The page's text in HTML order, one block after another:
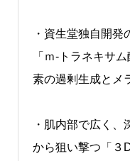
・資生堂独自開発
「ｍ-トラネキサ
素の過剰生成とメ
・肌内部で広く
から狙い撃つ「３